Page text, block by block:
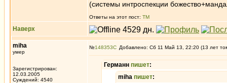
(системы интроспекции
Ответы на этот пост: ТМ
Наверх
miha
умер
Зарегистрирован:
12.03.2005
Суждений: 4540
№148353 Добавлено: Сб 11 Май 13, 22:20 (13 лет
Германн пишет:
miha пишет: